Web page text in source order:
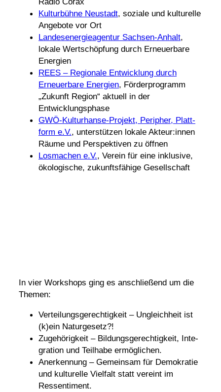
Kultur­bühne Neustadt, soziale und kultu­relle
Ange­bote vor Ort
Landes­en­er­gie­agentur Sachsen-Anhalt,
lokale Wert­schöp­fung durch Erneu­er­bare
Energien
REES – Regio­nale Entwick­lung durch
Erneu­er­bare Ener­gien, Förder­pro­gramm
„Zukunft Region“ aktuell in der
Entwicklungsphase
GWÖ-Kultur­hanse-Projekt, Peri­pher, Platt­
form e.V., unter­stützen lokale Akteur:innen
Räume und Perspek­tiven zu öffnen
Losma­chen e.V., Verein für eine inklu­sive,
ökolo­gi­sche, zukunfts­fä­hige Gesellschaft
In vier Work­shops ging es anschlie­ßend um die
Themen:
Vertei­lungs­ge­rech­tig­keit – Ungleich­heit ist
(k)ein Naturgesetz?!
Zuge­hö­rig­keit – Bildungs­ge­rech­tig­keit, Inte­
gra­tion und Teil­habe ermöglichen.
Aner­ken­nung – Gemeinsam für Demo­kratie
und kultu­relle Viel­falt statt vereint im
Ressentiment.